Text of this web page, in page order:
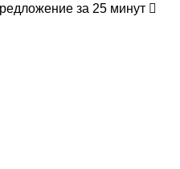
за 25 минут